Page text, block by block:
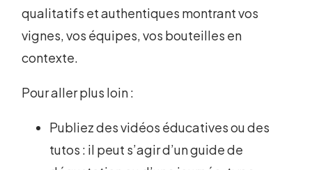
qualitatifs et authentiques montrant vos
vignes, vos équipes, vos bouteilles en
contexte.
Pour aller plus loin :
Publiez des vidéos éducatives ou des
tutos : il peut s’agir d’un guide de